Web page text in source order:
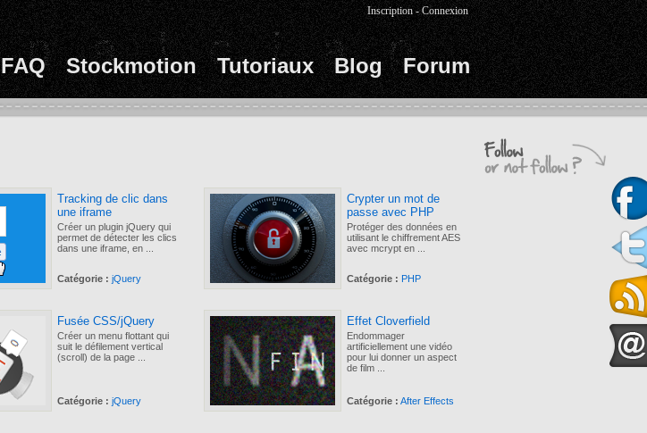
FAQ Stockmotion Tutoriaux Blog Forum
Inscription -Connexion
Tracking de clic dans
une iframe
Créer un plugin jQuery qui
permet de détecter les clics
dans une iframe, en ...
Catégorie : jQuery
Crypter un mot de
passe avec PHP
Protéger des données en
utilisant le chiffrement AES
avec mcrypt en ...
Catégorie : PHP
Fusée CSS/jQuery
Créer un menu flottant qui
suit le défilement vertical
(scroll) de la page ...
Catégorie : jQuery
Effet Cloverfield
Endommager
artificiellement une vidéo
pour lui donner un aspect
de film ...
Catégorie : After Effects